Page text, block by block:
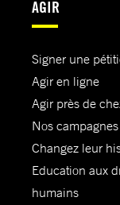
AGIR
Signer une
Agir en ligne
Agir près de
Nos campagnes
Changez leur
Education aux
humains